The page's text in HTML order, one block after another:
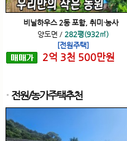
비닐하우스 2동 포함, 취미·농사
양도면 / 282평(932㎡)
[전원주택]
2억 3천 500만원
전원/농가주택추천